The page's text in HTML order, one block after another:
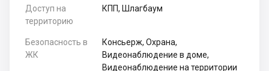
Доступ на
территорию
КПП, Шлагбаум
Безопасность в
ЖК
Консьерж, Охрана,
Видеонаблюдение в доме,
Видеонаблюдение на территории